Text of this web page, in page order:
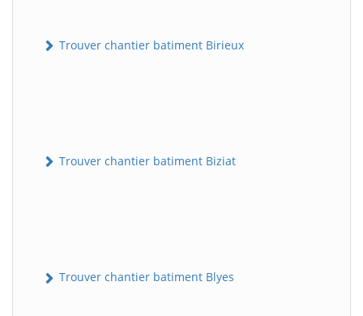
Trouver chantier batiment Birieux
Trouver chantier batiment Biziat
Trouver chantier batiment Blyes